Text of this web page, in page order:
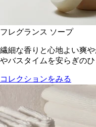
フレグランス ソープ
繊細な香りと心地よい爽
やバスタイムを安らぎのひ
コレクションをみる